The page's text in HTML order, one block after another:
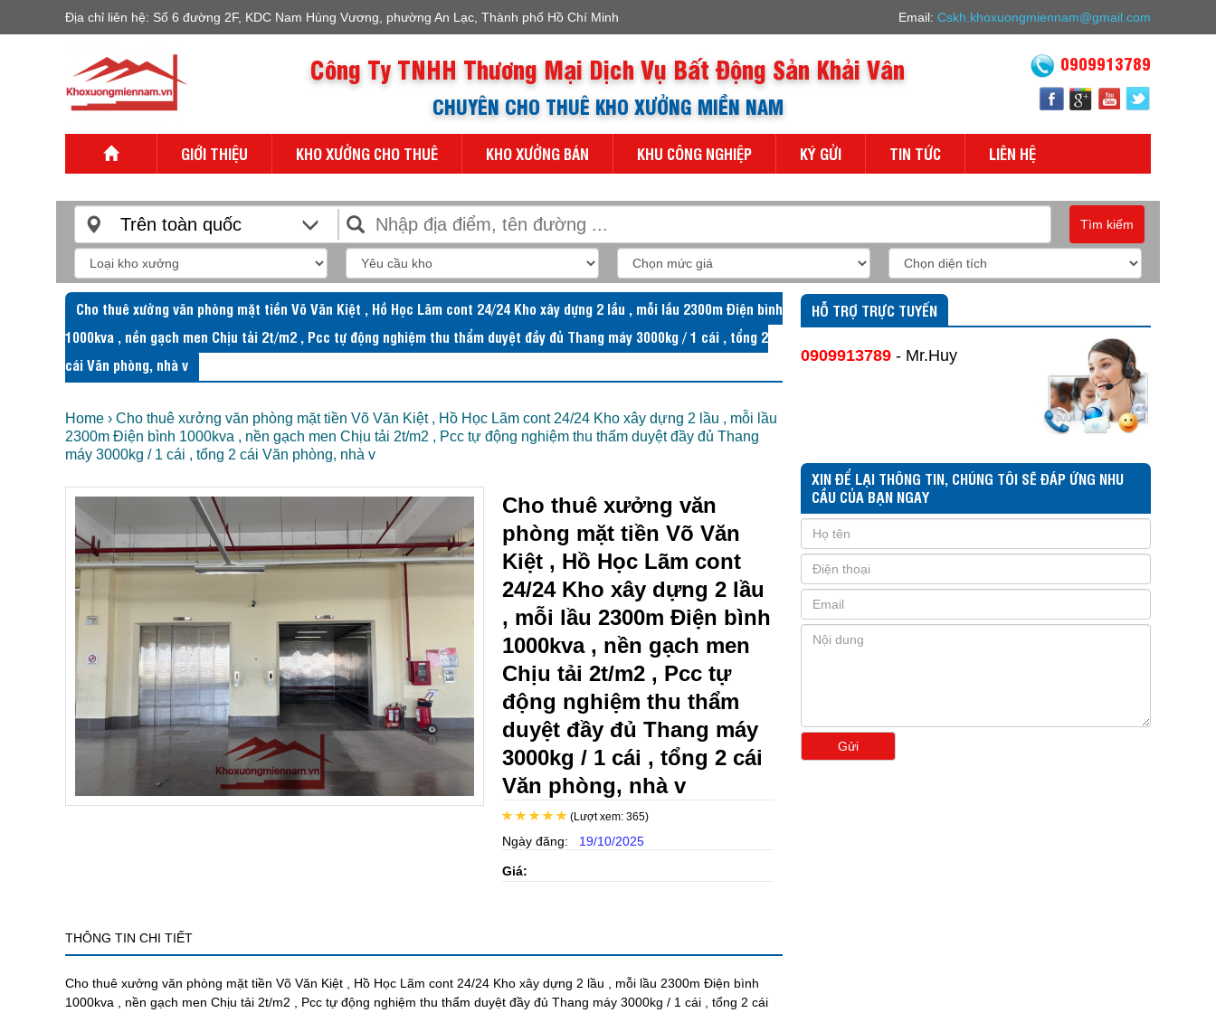
Địa chỉ liên hệ: Số 6 đường 2F, KDC Nam Hùng Vương, phường An Lạc, Thành phố Hồ Chí Minh Email: Cskh.khoxuongmiennam@gmail.com
Công Ty TNHH Thương Mại Dịch Vụ Bất Động Sản Khải Vân
CHUYÊN CHO THUÊ KHO XƯỞNG MIỀN NAM
0909913789
GIỚI THIỆU KHO XƯỞNG CHO THUÊ KHO XƯỞNG BÁN KHU CÔNG NGHIỆP KÝ GỬI TIN TỨC LIÊN HỆ
Trên toàn quốc Tìm kiếm
Cho thuê xưởng văn phòng mặt tiền Võ Văn Kiệt , Hồ Học Lãm cont 24/24 Kho xây dựng 2 lầu , mỗi lầu 2300m Điện bình
1000kva , nền gạch men Chịu tải 2t/m2 , Pcc tự động nghiệm thu thẩm duyệt đầy đủ Thang máy 3000kg / 1 cái , tổng 2
cái Văn phòng, nhà v
Home › Cho thuê xưởng văn phòng mặt tiền Võ Văn Kiệt , Hồ Học Lãm cont 24/24 Kho xây dựng 2 lầu , mỗi lầu
2300m Điện bình 1000kva , nền gạch men Chịu tải 2t/m2 , Pcc tự động nghiệm thu thẩm duyệt đầy đủ Thang
máy 3000kg / 1 cái , tổng 2 cái Văn phòng, nhà v
Cho thuê xưởng văn
phòng mặt tiền Võ Văn
Kiệt , Hồ Học Lãm cont
24/24 Kho xây dựng 2 lầu
, mỗi lầu 2300m Điện bình
1000kva , nền gạch men
Chịu tải 2t/m2 , Pcc tự
động nghiệm thu thẩm
duyệt đầy đủ Thang máy
3000kg / 1 cái , tổng 2 cái
Văn phòng, nhà v
(Lượt xem: 365)
Ngày đăng: 19/10/2025
Giá:
THÔNG TIN CHI TIẾT
Cho thuê xưởng văn phòng mặt tiền Võ Văn Kiệt , Hồ Học Lãm cont 24/24 Kho xây dựng 2 lầu , mỗi lầu 2300m Điện bình
1000kva , nền gạch men Chịu tải 2t/m2 , Pcc tự động nghiệm thu thẩm duyệt đầy đủ Thang máy 3000kg / 1 cái , tổng 2 cái
HỖ TRỢ TRỰC TUYẾN
0909913789 - Mr.Huy
XIN ĐỂ LẠI THÔNG TIN, CHÚNG TÔI SẼ ĐÁP ỨNG NHU
CẦU CỦA BẠN NGAY
Gửi